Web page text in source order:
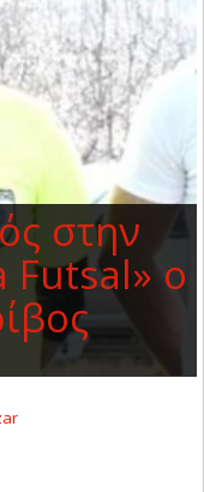
στην
Futsal» ο